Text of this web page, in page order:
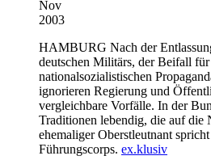
Nov
2003
HAMBURG Nach der
deutschen Militärs, der Beifall
nationalsozialistischen
ignorieren Regierung und
vergleichbare Vorfälle. In der
Traditionen lebendig, die auf die
ehemaliger Oberstleutnant
Führungscorps. ex.klusiv